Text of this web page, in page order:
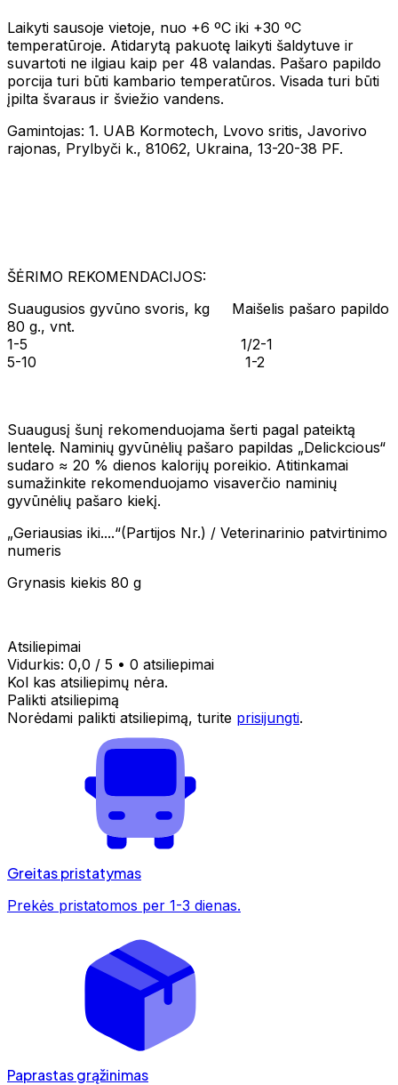
Laikyti sausoje vietoje, nuo +6 ºC iki +30 ºC
temperatūroje. Atidarytą pakuotę laikyti šaldytuve ir
suvartoti ne ilgiau kaip per 48 valandas. Pašaro papildo
porcija turi būti kambario temperatūros. Visada turi būti
įpilta švaraus ir šviežio vandens.
Gamintojas: 1. UAB Kormotech, Lvovo sritis, Javorivo
rajonas, Prylbyči k., 81062, Ukraina, 13-20-38 PF.
ŠĖRIMO REKOMENDACIJOS:
Suaugusios gyvūno svoris, kg Maišelis pašaro papildo
80 g., vnt.
1-5 1/2-1
5-10 1-2
Suaugusį šunį rekomenduojama šerti pagal pateiktą
lentelę. Naminių gyvūnėlių pašaro papildas „Delickcious“
sudaro ≈ 20 % dienos kalorijų poreikio. Atitinkamai
sumažinkite rekomenduojamo visaverčio naminių
gyvūnėlių pašaro kiekį.
„Geriausias iki....“(Partijos Nr.) / Veterinarinio patvirtinimo
numeris
Grynasis kiekis 80 g
Atsiliepimai
Vidurkis: 0,0 / 5 • 0 atsiliepimai
Kol kas atsiliepimų nėra.
Palikti atsiliepimą
Norėdami palikti atsiliepimą, turite prisijungti.
Greitas pristatymas
Prekės pristatomos per 1-3 dienas.
Paprastas grąžinimas